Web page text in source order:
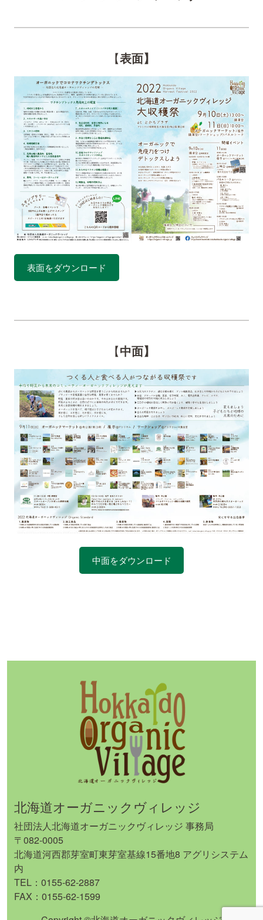
【表面】
表面をダウンロード
【中面】
中面をダウンロード
北海道オーガニックヴィレッジ
社団法人北海道オーガニックヴィレッジ 事務局
〒082-0005
北海道河西郡芽室町東芽室基線15番地8 アグリシステム
内
TEL：0155-62-2887
FAX：0155-62-1599